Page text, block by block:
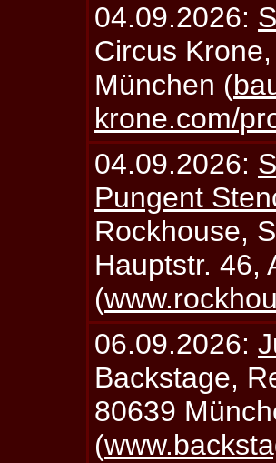
04.09.2026:
Circus
München (
krone.com/
04.09.2026:
Pungent
Rockhouse,
Hauptstr. 46,
(
06.09.2026:
Backstage,
80639
(